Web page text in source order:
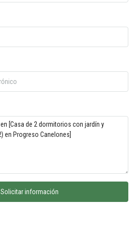
Solicitar información